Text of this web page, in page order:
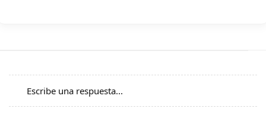
Escribe una respuesta...